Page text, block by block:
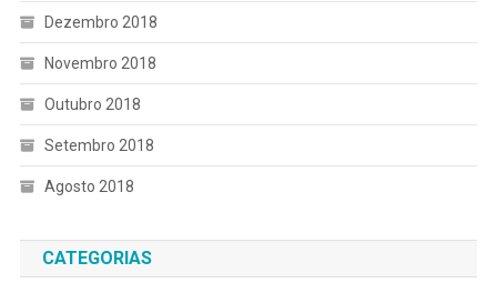
Dezembro 2018
Novembro 2018
Outubro 2018
Setembro 2018
Agosto 2018
CATEGORIAS